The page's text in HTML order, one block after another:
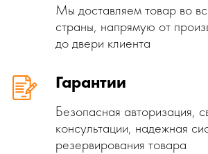
Мы доставляем товар во
страны, напрямую от
до двери клиента
Гарантии
Безопасная авторизация,
консультации, надежная
резервирования товара